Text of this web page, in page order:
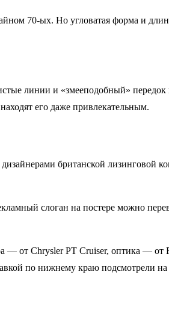
70-ых. Но угловатая форма и
линии и «змееподобный»
его даже привлекательным.
британской лизинговой
слоган на постере можно
— от Chrysler PT Cruiser, оптика —
по нижнему краю подсмотрели